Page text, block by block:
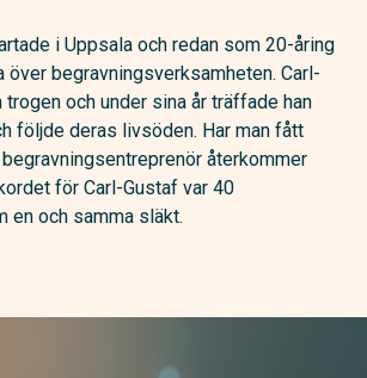
i Uppsala och redan som 20-åring
över begravningsverksamheten. Carl-
och under sina år träffade han
följde deras livsöden. Har man fått
återkommer
för Carl-Gustaf var 40
en och samma släkt.